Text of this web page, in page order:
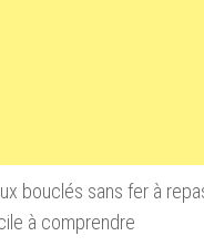
bouclés sans fer à
à comprendre